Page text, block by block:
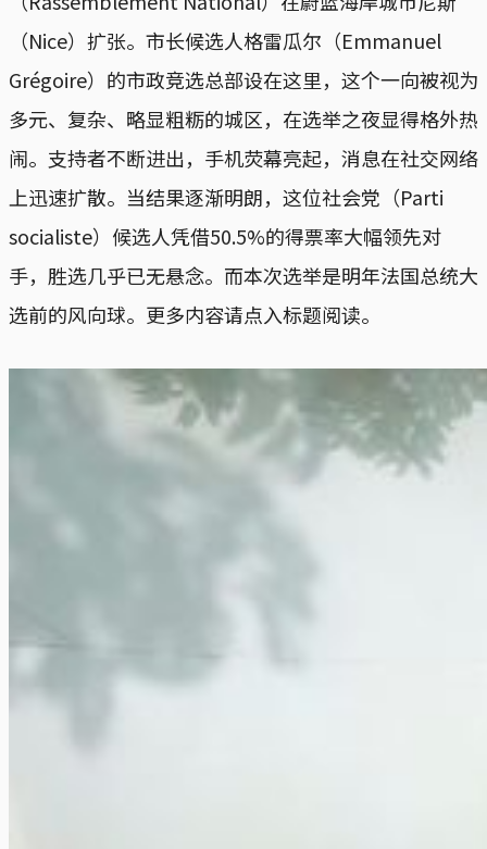
（Nice）扩张。市长候选人格雷瓜尔（Emmanuel
Grégoire）的市政竞选总部设在这里，这个一向被视为
多元、复杂、略显粗粝的城区，在选举之夜显得格外热
闹。支持者不断进出，手机荧幕亮起，消息在社交网络
上迅速扩散。当结果逐渐明朗，这位社会党（Parti
socialiste）候选人凭借50.5%的得票率大幅领先对
手，胜选几乎已无悬念。而本次选举是明年法国总统大
选前的风向球。更多内容请点入标题阅读。